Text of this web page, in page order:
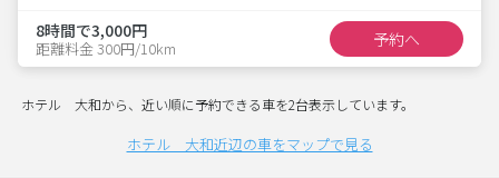
8時間で3,000円
距離料金 300円/10km 予約へ
ホテル 大和から、近い順に予約できる車を2台表示しています。
ホテル 大和近辺の車をマップで見る